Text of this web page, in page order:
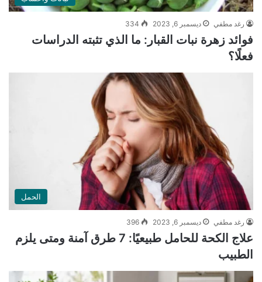
رغد مطفي ديسمبر 6, 2023 334
فوائد زهرة نبات القبار: ما الذي تثبته الدراسات
فعلًا؟
الحمل
رغد مطفي ديسمبر 6, 2023 396
علاج الكحة للحامل طبيعيًا: 7 طرق آمنة ومتى يلزم
الطبيب